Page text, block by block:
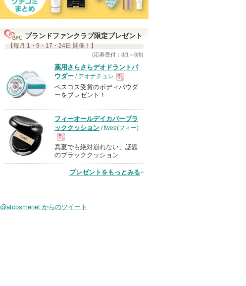
ブランドファンクラブ限定プレゼント
【毎月 1・9・17・24日 開催！】
(応募受付：8/1～8/8)
薬用さらさらデオドラントパ
ウダー / デオナチュレ
現
品
ベスコス受賞のボディパウダ
ーをプレゼント！
フィーオールデイカバーブラ
ッククッション / fwee(フィー)
現
真夏でも絶対崩れない、話題
のブラッククッション
プレゼントをもっとみる
@atcosmenet からのツイート